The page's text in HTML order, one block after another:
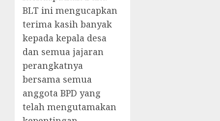
BLT ini mengucapkan
terima kasih banyak
kepada kepala desa
dan semua jajaran
perangkatnya
bersama semua
anggota BPD yang
telah mengutamakan